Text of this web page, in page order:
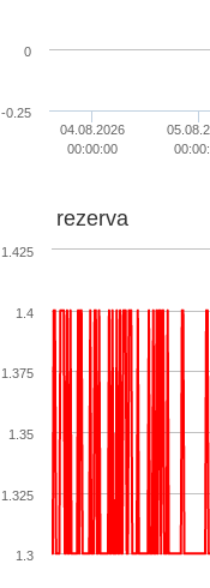
04.08.2026
00:00:00
-0.25
0
rezerva
1.3
1.325
1.35
1.375
1.4
1.425